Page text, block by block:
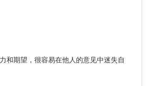
和期望，很容易在他人的意见中迷失自